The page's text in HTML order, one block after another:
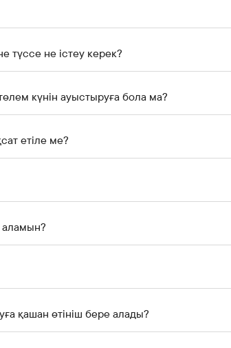
түссе не істеу керек?
күнін ауыстыруға бола ма?
етіле ме?
аламын?
қашан өтініш бере алады?